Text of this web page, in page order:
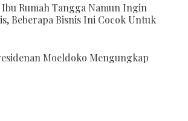
Ibu Rumah Tangga Namun Ingin
Beberapa Bisnis Ini Cocok Untuk
Moeldoko Mengungkap